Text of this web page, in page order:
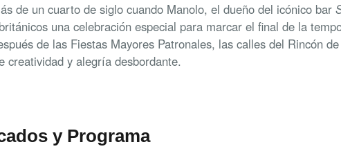
de un cuarto de siglo cuando Manolo, el dueño del icónico bar
una celebración especial para marcar el final de la
de las Fiestas Mayores Patronales, las calles del Rincón
creatividad y alegría desbordante.
y Programa